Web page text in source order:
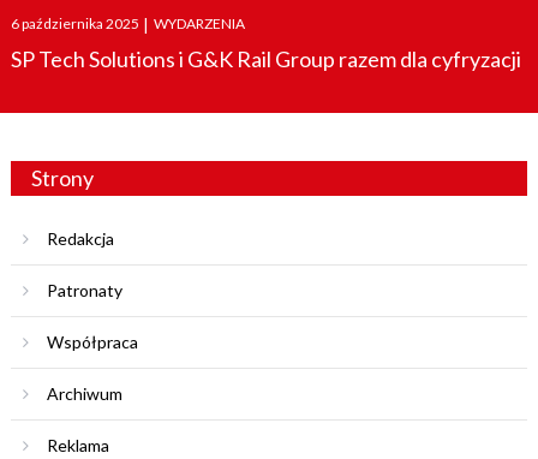
Posted
on
6 października 2025 | WYDARZENIA
SP Tech Solutions i G&K Rail Group razem dla cyfryzacji
Strony
Redakcja
Patronaty
Współpraca
Archiwum
Reklama